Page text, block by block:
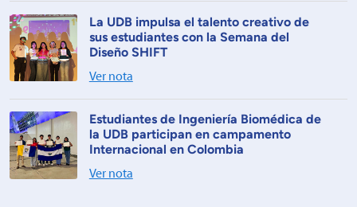
La UDB impulsa el talento creativo de
sus estudiantes con la Semana del
Diseño SHIFT
Ver nota
Estudiantes de Ingeniería Biomédica de
la UDB participan en campamento
Internacional en Colombia
Ver nota